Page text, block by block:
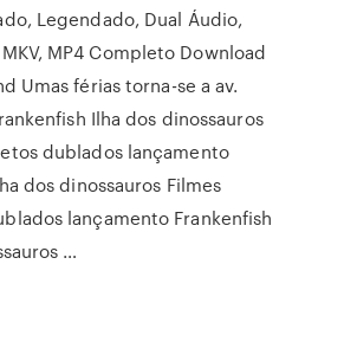
Legendado, Dual Áudio,
MP4 Completo Download
Umas férias torna-se a av.
Ilha dos dinossauros
dublados lançamento
dos dinossauros Filmes
lançamento Frankenfish
…